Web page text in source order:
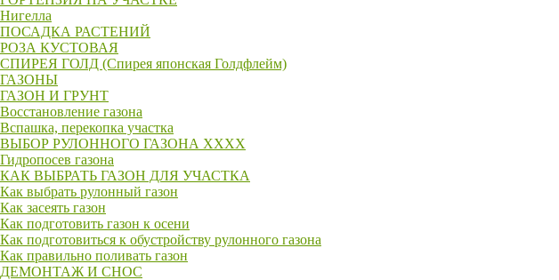
Нигелла
ПОСАДКА РАСТЕНИЙ
РОЗА КУСТОВАЯ
СПИРЕЯ ГОЛД (Спирея японская Голдфлейм)
ГАЗОНЫ
ГАЗОН И ГРУНТ
Восстановление газона
Вспашка, перекопка участка
ВЫБОР РУЛОННОГО ГАЗОНА XXXX
Гидропосев газона
КАК ВЫБРАТЬ ГАЗОН ДЛЯ УЧАСТКА
Как выбрать рулонный газон
Как засеять газон
Как подготовить газон к осени
Как подготовиться к обустройству рулонного газона
Как правильно поливать газон
ДЕМОНТАЖ И СНОС